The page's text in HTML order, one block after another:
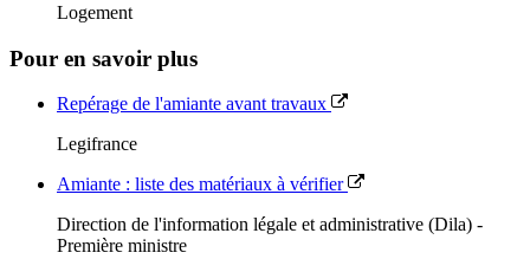
Logement
Pour en savoir plus
Repérage de l'amiante avant travaux
Legifrance
Amiante : liste des matériaux à vérifier
Direction de l'information légale et administrative (Dila) -
Première ministre